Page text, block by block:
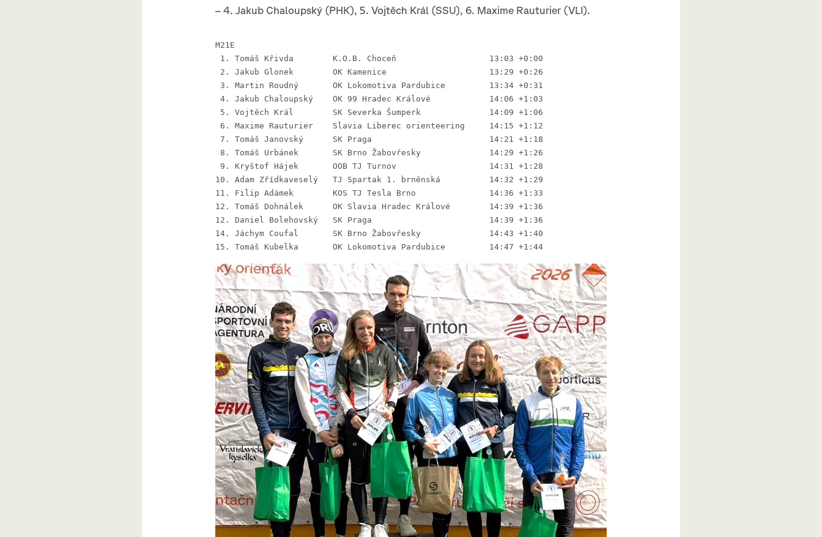
– 4. Jakub Chaloupský (PHK), 5. Vojtěch Král (SSU), 6. Maxime Rauturier (VLI).
M21E
1. Tomáš Křivda	K.O.B. ‎Choceň		   	13:03 +0:00
2. Jakub Glonek	OK Ka‎menice		   	13:29 +0:26
3. Martin Roudný	OK Lokomoti‎va Pardubice	   	13:34 +0:31
4. Jakub Chaloupský	OK 99 Hrad‎ec Králové	   	14:06 +1:03
5. Vojtěch Král	SK Severk‎a Šumperk	   	14:09 +1:06
6. Maxime Rauturier	Slavia Libere‎c orienteering	14:15 +1:12
7. Tomáš Janovský	SK P‎raga			14:21 +1:18
8. Tomáš Urbánek	SK Brno Ž‎abovřesky		14:29 +1:26
9. Kryštof Hájek	OOB TJ Turnov			14:31 +1:28
10. Adam Zřídkaveselý	TJ Spartak ‎1. brněnská		14:32 +1:29
11. Filip Adámek	KOS TJ T‎esla Brno		14:36 +1:33
12. Tomáš Dohnálek	OK Slavia Hr‎adec Králové	14:39 +1:36
12. Daniel Bolehovský	SK P‎raga			14:39 +1:36
14. Jáchym Coufal	SK Brno Ž‎abovřesky		14:43 +1:40
15. Tomáš Kubelka	OK Lokomoti‎va Pardubice		14:47 +1:44